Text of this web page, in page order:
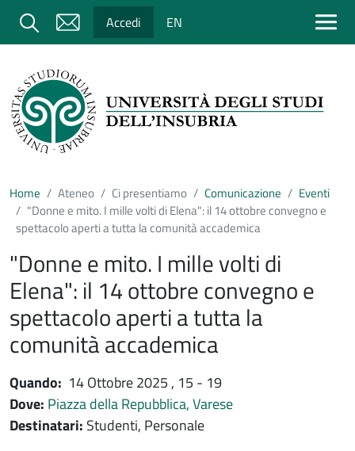
Salta al contenuto principale
Cerca Accedi EN
Home Ateneo Ci presentiamo Comunicazione
Eventi
"Donne e mito. I mille volti di Elena": il 14 ottobre convegno e
spettacolo aperti a tutta la comunità accademica
"Donne e mito. I mille volti di
Elena": il 14 ottobre convegno e
spettacolo aperti a tutta la
comunità accademica
Quando: 14 Ottobre 2025 , 15 - 19
Dove: Piazza della Repubblica, Varese
Destinatari: Studenti, Personale